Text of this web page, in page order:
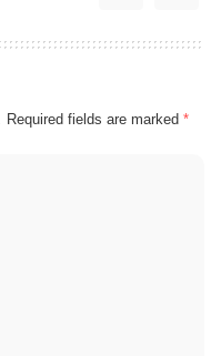
Required fields are marked *